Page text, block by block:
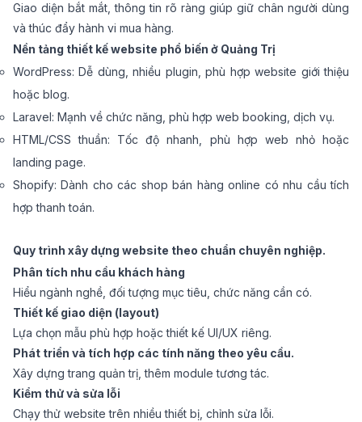
Giao diện bắt mắt, thông tin rõ ràng giúp giữ chân người dùng
và thúc đẩy hành vi mua hàng.
Nền tảng thiết kế website phổ biến ở Quảng Trị
WordPress: Dễ dùng, nhiều plugin, phù hợp website giới thiệu
hoặc blog.
Laravel: Mạnh về chức năng, phù hợp web booking, dịch vụ.
HTML/CSS thuần: Tốc độ nhanh, phù hợp web nhỏ hoặc
landing page.
Shopify: Dành cho các shop bán hàng online có nhu cầu tích
hợp thanh toán.
Quy trình xây dựng website theo chuẩn chuyên nghiệp.
Phân tích nhu cầu khách hàng
Hiểu ngành nghề, đối tượng mục tiêu, chức năng cần có.
Thiết kế giao diện (layout)
Lựa chọn mẫu phù hợp hoặc thiết kế UI/UX riêng.
Phát triển và tích hợp các tính năng theo yêu cầu.
Xây dựng trang quản trị, thêm module tương tác.
Kiểm thử và sửa lỗi
Chạy thử website trên nhiều thiết bị, chỉnh sửa lỗi.